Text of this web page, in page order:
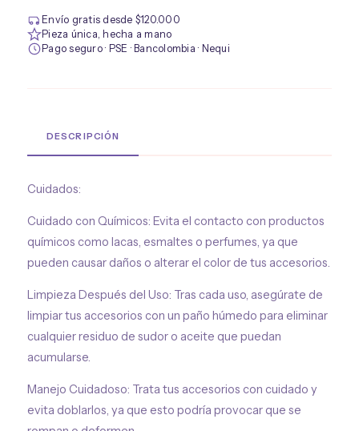
Envío gratis desde $120.000
Pieza única, hecha a mano
Pago seguro · PSE · Bancolombia · Nequi
DESCRIPCIÓN
Cuidados:
Cuidado con Químicos: Evita el contacto con productos
químicos como lacas, esmaltes o perfumes, ya que
pueden causar daños o alterar el color de tus accesorios.
Limpieza Después del Uso: Tras cada uso, asegúrate de
limpiar tus accesorios con un paño húmedo para eliminar
cualquier residuo de sudor o aceite que puedan
acumularse.
Manejo Cuidadoso: Trata tus accesorios con cuidado y
evita doblarlos, ya que esto podría provocar que se